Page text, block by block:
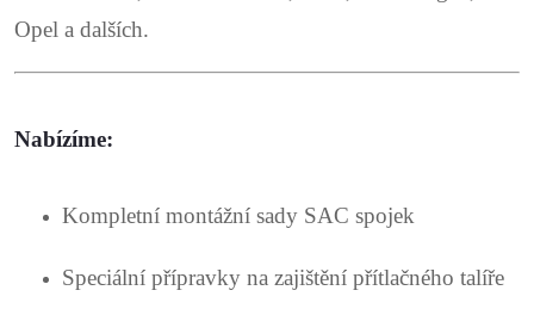
ý
p
s
Opel a dalších.
Nabízíme:
Kompletní montážní sady SAC spojek
Speciální přípravky na zajištění přítlačného talíře